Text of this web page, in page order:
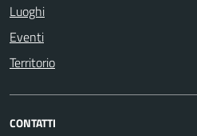
Luoghi
Eventi
Territorio
CONTATTI